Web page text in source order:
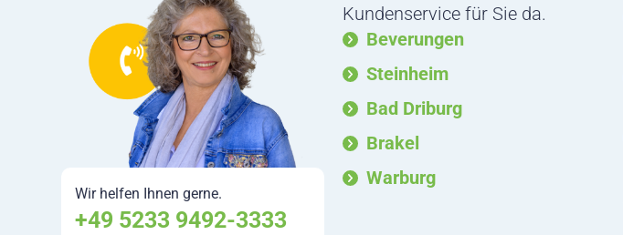
Wir helfen Ihnen gerne.
+49 5233 9492-3333
Kundenservice für Sie da.
Beverungen
Steinheim
Bad Driburg
Brakel
Warburg